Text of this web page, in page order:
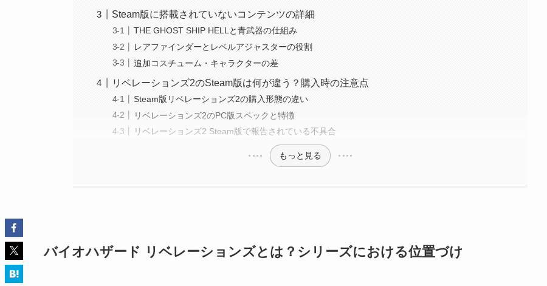
Steam版に搭載されていないコンテンツの詳細
THE GHOST SHIP HELLと青武器の仕組み
レアファインダーとレベルアジャスターの役割
追加コスチューム・キャラクターの差
リベレーションズ2のSteam版は何が違う？購入時の注意点
Steam版リベレーションズ2の購入形態の違い
リベレーションズ2のPC版スペックと特徴
リベレーションズ2 Steam版で報告されている不具合
もっと見る
バイオハザード リベレーションズとは？シリーズにおける位置づけ